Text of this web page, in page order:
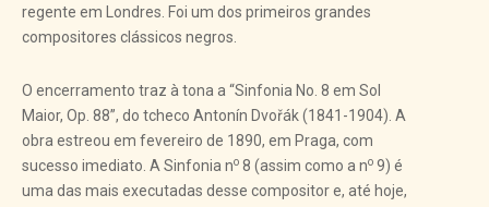
regente em Londres. Foi um dos primeiros grandes
compositores clássicos negros.
O encerramento traz à tona a “Sinfonia No. 8 em Sol
Maior, Op. 88”, do tcheco Antonín Dvořák (1841-1904). A
obra estreou em fevereiro de 1890, em Praga, com
sucesso imediato. A Sinfonia no 8 (assim como a no 9) é
uma das mais executadas desse compositor e, até hoje,